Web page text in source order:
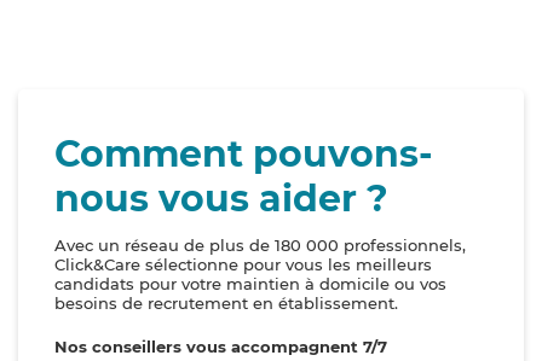
Comment pouvons-
nous vous aider ?
Avec un réseau de plus de 180 000 professionnels,
Click&Care sélectionne pour vous les meilleurs
candidats pour votre maintien à domicile ou vos
besoins de recrutement en établissement.
Nos conseillers vous accompagnent 7/7